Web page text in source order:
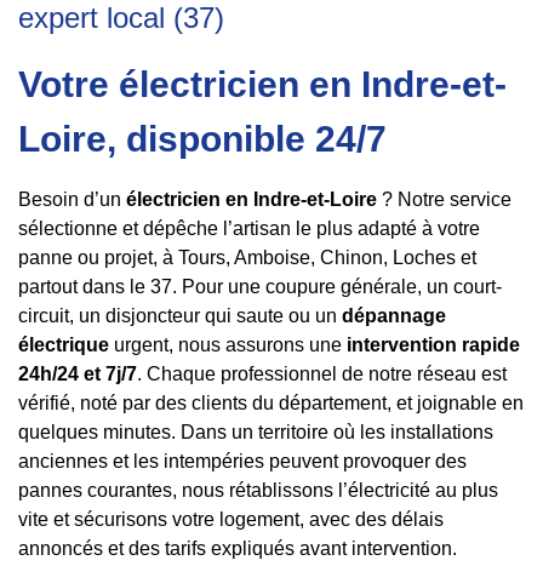
expert local (37)
Votre électricien en Indre-et-
Loire, disponible 24/7
Besoin d’un électricien en Indre-et-Loire ? Notre service
sélectionne et dépêche l’artisan le plus adapté à votre
panne ou projet, à Tours, Amboise, Chinon, Loches et
partout dans le 37. Pour une coupure générale, un court-
circuit, un disjoncteur qui saute ou un dépannage
électrique urgent, nous assurons une intervention rapide
24h/24 et 7j/7. Chaque professionnel de notre réseau est
vérifié, noté par des clients du département, et joignable en
quelques minutes. Dans un territoire où les installations
anciennes et les intempéries peuvent provoquer des
pannes courantes, nous rétablissons l’électricité au plus
vite et sécurisons votre logement, avec des délais
annoncés et des tarifs expliqués avant intervention.